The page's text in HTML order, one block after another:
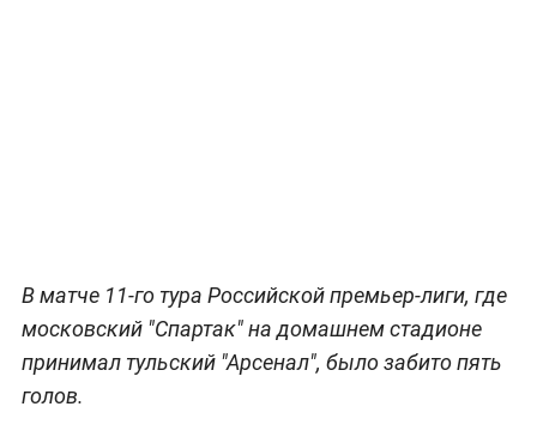
В матче 11-го тура Российской премьер-лиги, где
московский "Спартак" на домашнем стадионе
принимал тульский "Арсенал", было забито пять
голов.